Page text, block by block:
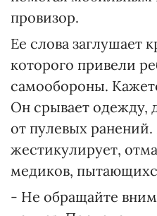
провизор.
Ее слова заглушает
которого привели
самообороны.
Он срывает одежду,
от пулевых
жестикулирует,
медиков,
- Не обращайте